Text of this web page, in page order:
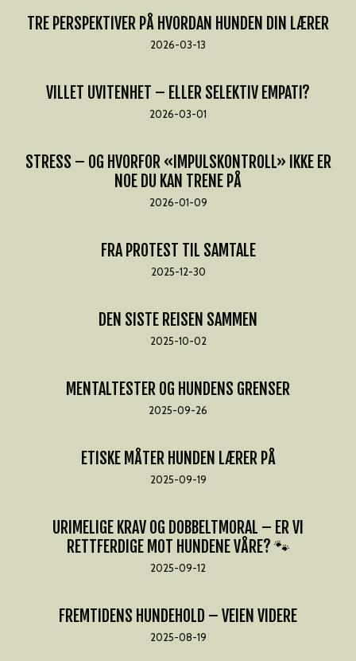
TRE PERSPEKTIVER PÅ HVORDAN HUNDEN DIN LÆRER
2026-03-13
VILLET UVITENHET – ELLER SELEKTIV EMPATI?
2026-03-01
STRESS – OG HVORFOR «IMPULSKONTROLL» IKKE ER
NOE DU KAN TRENE PÅ
2026-01-09
FRA PROTEST TIL SAMTALE
2025-12-30
DEN SISTE REISEN SAMMEN
2025-10-02
MENTALTESTER OG HUNDENS GRENSER
2025-09-26
ETISKE MÅTER HUNDEN LÆRER PÅ
2025-09-19
URIMELIGE KRAV OG DOBBELTMORAL – ER VI
RETTFERDIGE MOT HUNDENE VÅRE? 🐾
2025-09-12
FREMTIDENS HUNDEHOLD – VEIEN VIDERE
2025-08-19